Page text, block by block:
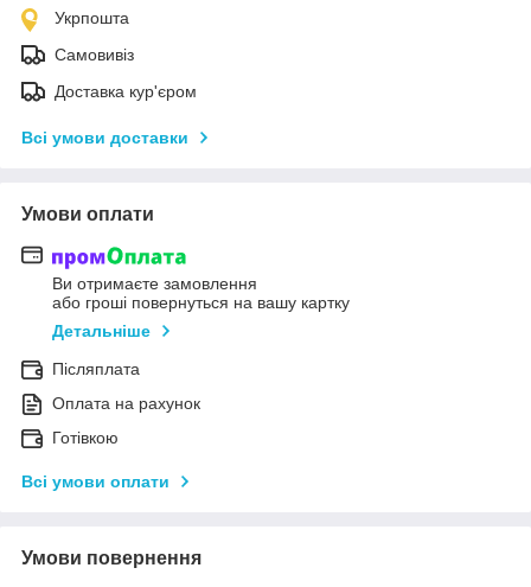
Укрпошта
Самовивіз
Доставка кур'єром
Всі умови доставки
Умови оплати
Ви отримаєте замовлення
або гроші повернуться на вашу картку
Детальніше
Післяплата
Оплата на рахунок
Готівкою
Всі умови оплати
Умови повернення